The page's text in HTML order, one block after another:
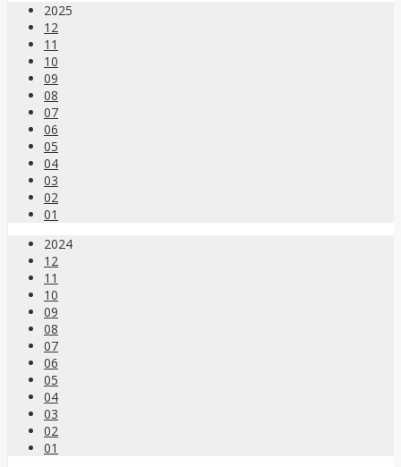
2025
12
11
10
09
08
07
06
05
04
03
02
01
2024
12
11
10
09
08
07
06
05
04
03
02
01